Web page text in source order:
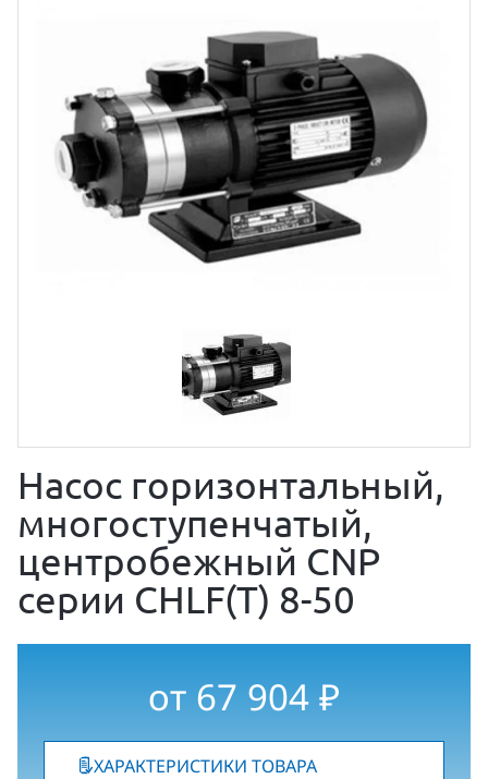
Насос горизонтальный,
многоступенчатый,
центробежный CNP
серии CHLF(T) 8-50
от 67 904 ₽
ХАРАКТЕРИСТИКИ ТОВАРА